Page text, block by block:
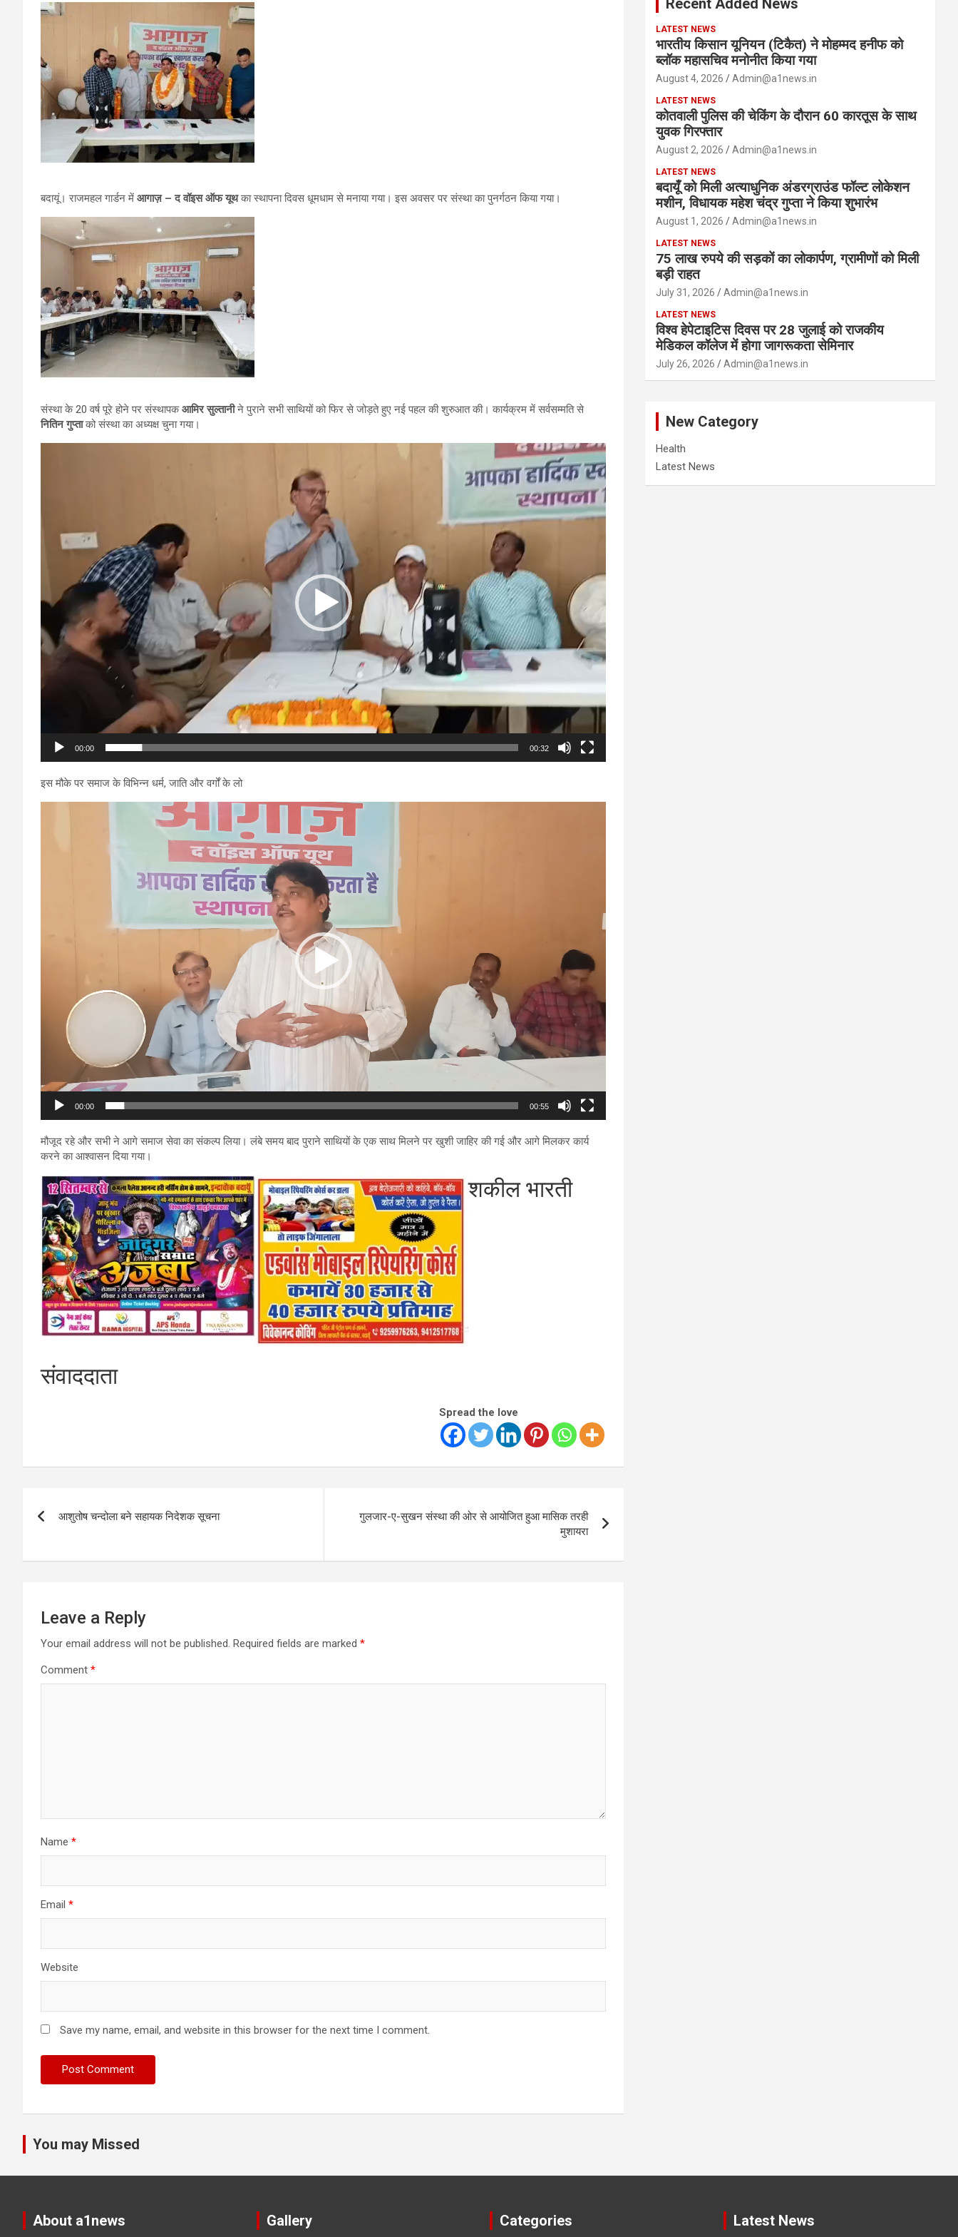
बदायूं। राजमहल गार्डन में आगाज़ – द वॉइस ऑफ यूथका स्थापना दिवस धूमधाम से मनाया गया। इस अवसर पर संस्था का पुनर्गठन किया गया।
संस्था के 20 वर्ष पूरे होने पर संस्थापकआमिर सुल्तानीने पुराने सभी साथियों को फिर से जोड़ते हुए नई पहल की शुरुआत की। कार्यक्रम में सर्वसम्मति से
नितिन गुप्ताको संस्था का अध्यक्ष चुना गया।
00:00 00:32
इस मौके पर समाज के विभिन्न धर्म, जाति और वर्गों के लो
00:00 00:55
मौजूद रहे और सभी ने आगे समाज सेवा का संकल्प लिया। लंबे समय बाद पुराने साथियों के एक साथ मिलने पर खुशी जाहिर की गई और आगे मिलकर कार्य
करने का आश्वासन दिया गया।
शकील भारती
संवाददाता
Spread the love
navigation
आशुतोष चन्दोला बने सहायक निदेशक सूचना
गुलजार-ए-सुखन संस्था की ओर से आयोजित हुआ मासिक तरही
मुशायरा
Leave a Reply
Your email address will not be published. Required fields are marked *
Comment *
Name *
Email *
Website
Save my name, email, and website in this browser for the next time I comment.
Recent Added News
LATEST NEWS
भारतीय किसान यूनियन (टिकैत) ने मोहम्मद हनीफ को
ब्लॉक महासचिव मनोनीत किया गया
August 4, 2026 Admin@a1news.in
LATEST NEWS
कोतवाली पुलिस की चेकिंग के दौरान 60 कारतूस के साथ
युवक गिरफ्तार
August 2, 2026 Admin@a1news.in
LATEST NEWS
बदायूँ को मिली अत्याधुनिक अंडरग्राउंड फॉल्ट लोकेशन
मशीन, विधायक महेश चंद्र गुप्ता ने किया शुभारंभ
August 1, 2026 Admin@a1news.in
LATEST NEWS
75 लाख रुपये की सड़कों का लोकार्पण, ग्रामीणों को मिली
बड़ी राहत
July 31, 2026 Admin@a1news.in
LATEST NEWS
विश्व हेपेटाइटिस दिवस पर 28 जुलाई को राजकीय
मेडिकल कॉलेज में होगा जागरूकता सेमिनार
July 26, 2026 Admin@a1news.in
New Category
Health
Latest News
You may Missed
About a1news Gallery Categories Latest News